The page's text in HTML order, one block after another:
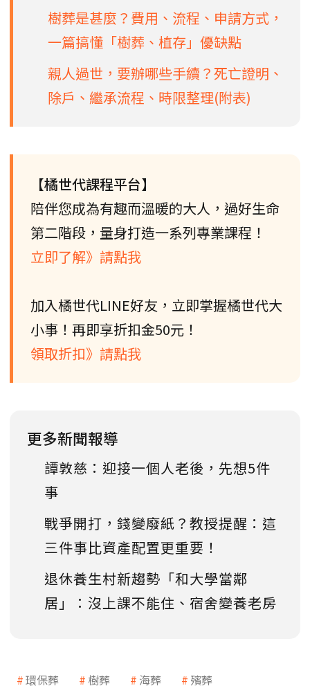
樹葬是甚麼？費用、流程、申請方式，
一篇搞懂「樹葬、植存」優缺點
親人過世，要辦哪些手續？死亡證明、
除戶、繼承流程、時限整理(附表)
【橘世代課程平台】
陪伴您成為有趣而溫暖的大人，過好生命
第二階段，量身打造一系列專業課程！
立即了解》請點我
加入橘世代LINE好友，立即掌握橘世代大
小事！再即享折扣金50元！
領取折扣》請點我
更多新聞報導
譚敦慈：迎接一個人老後，先想5件
事
戰爭開打，錢變廢紙？教授提醒：這
三件事比資產配置更重要！
退休養生村新趨勢「和大學當鄰
居」：沒上課不能住、宿舍變養老房
環保葬 樹葬 海葬
殯葬